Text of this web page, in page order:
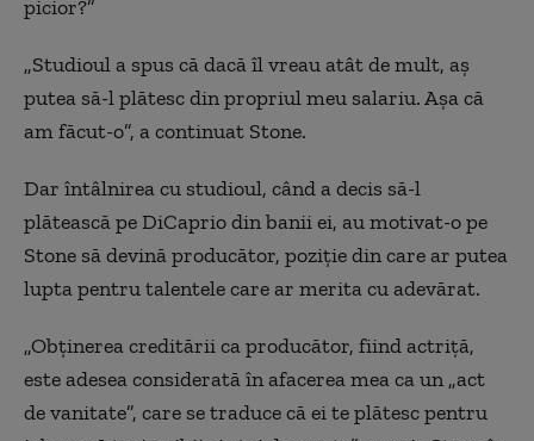
picior?”
„Studioul a spus că dacă îl vreau atât de mult, aș
putea să-l plătesc din propriul meu salariu. Așa că
am făcut-o”, a continuat Stone.
Dar întâlnirea cu studioul, când a decis să-l
plătească pe DiCaprio din banii ei, au motivat-o pe
Stone să devină producător, poziție din care ar putea
lupta pentru talentele care ar merita cu adevărat.
„Obținerea creditării ca producător, fiind actriță,
este adesea considerată în afacerea mea ca un „act
de vanitate”, care se traduce că ei te plătesc pentru